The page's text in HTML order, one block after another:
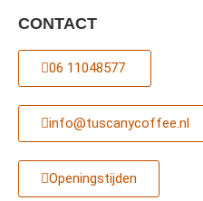
CONTACT
06 11048577 ‎
info@tuscanycoffee.nl
Openingstijden